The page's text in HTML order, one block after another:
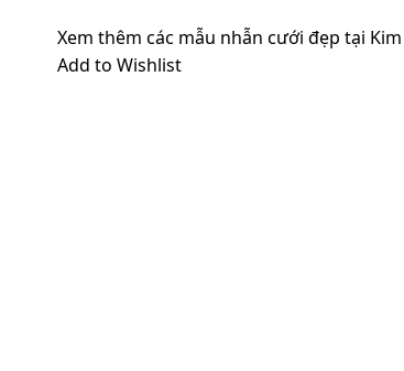
Xem thêm các mẫu nhẫn cưới đẹp tại
Add to Wishlist